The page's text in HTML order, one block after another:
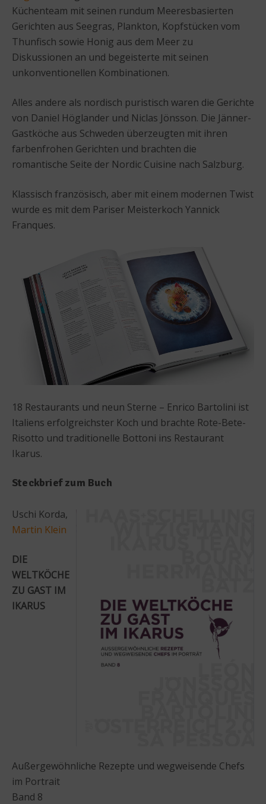
Küchenteam mit seinen rundum Meeresbasierten
Gerichten aus Seegras, Plankton, Kopfstücken vom
Thunfisch sowie Honig aus dem Meer zu
Diskussionen an und begeisterte mit seinen
unkonventionellen Kombinationen.
Alles andere als nordisch puristisch waren die Gerichte
von Daniel Höglander und Niclas Jönsson. Die Jänner-
Gastköche aus Schweden überzeugten mit ihren
farbenfrohen Gerichten und brachten die
romantische Seite der Nordic Cuisine nach Salzburg.
Klassisch französisch, aber mit einem modernen Twist
wurde es mit dem Pariser Meisterkoch Yannick
Franques.
18 Restaurants und neun Sterne – Enrico Bartolini ist
Italiens erfolgreichster Koch und brachte Rote-Bete-
Risotto und traditionelle Bottoni ins Restaurant
Ikarus.
Steckbrief zum Buch
Uschi Korda,
Martin Klein
DIE
WELTKÖCHE
ZU GAST IM
IKARUS
Außergewöhnliche Rezepte und wegweisende Chefs
im Portrait
Band 8